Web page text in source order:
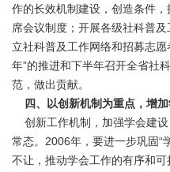
作的长效机制建设，创造条件
席会议制度；开展各级社科普
立社科普及工作网络和招募志
年”的推进和下半年召开全省社
范，做出贡献。
四、以创新机制为重点，增
创新工作机制，加强学会建
常态。2006年，要进一步巩固“
不让，推动学会工作的有序和可